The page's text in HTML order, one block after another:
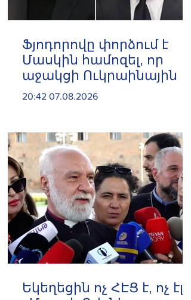
Ֆյոդորովը փորձում է
Մասկին համոզել, որ
աջակցի Ուկրաինային
20:42 07.08.2026
Եկեղեցին ոչ ՀԷՑ է, ոչ էլ